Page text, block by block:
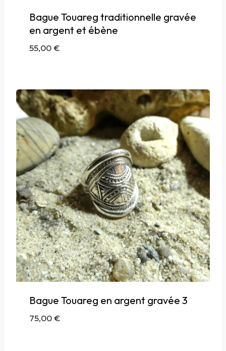
Bague Touareg traditionnelle gravée
en argent et ébène
55,00€
Bague Touareg en argent gravée 3
75,00€